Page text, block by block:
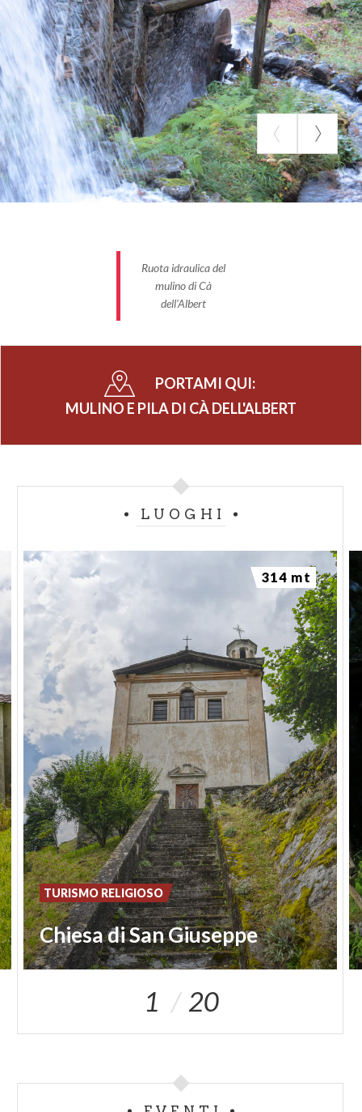
Ruota idraulica del
mulino di Cà
dell'Albert
PORTAMI QUI:
MULINO E PILA DI CÀ DELL'ALBERT
LUOGHI
Chiesa di San Giuseppe
TURISMO RELIGIOSO
314 mt
1 20